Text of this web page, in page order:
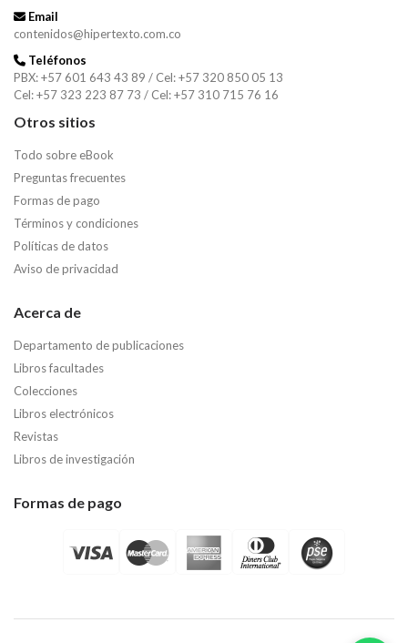
Email
contenidos@hipertexto.com.co
Teléfonos
PBX: +57 601 643 43 89 / Cel: +57 320 850 05 13
Cel: +57 323 223 87 73 / Cel: +57 310 715 76 16
Otros sitios
Todo sobre eBook
Preguntas frecuentes
Formas de pago
Términos y condiciones
Políticas de datos
Aviso de privacidad
Acerca de
Departamento de publicaciones
Libros facultades
Colecciones
Libros electrónicos
Revistas
Libros de investigación
Formas de pago